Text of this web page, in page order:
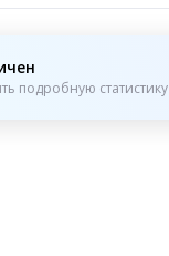
подробную статистику